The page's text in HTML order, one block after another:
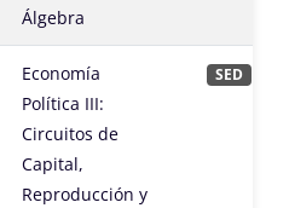
Álgebra
Economía
Política III:
Circuitos de
Capital,
Reproducción y
SED